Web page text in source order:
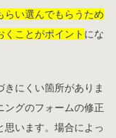
らい選んでもらうため
ことがポイント にな
きにくい箇所がありま
ングのフォームの修正
います。場合によっ